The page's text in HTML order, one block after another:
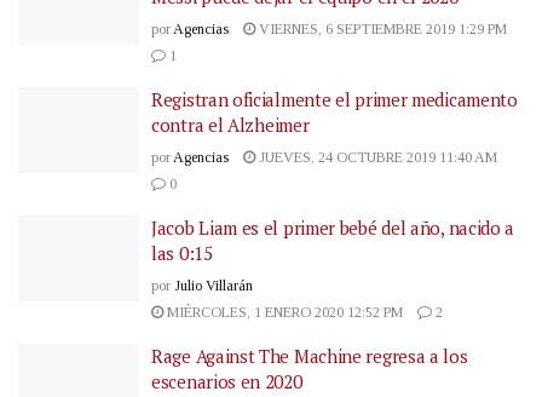
por Agencias
VIERNES, 6 SEPTIEMBRE 2019 1:29 PM
1
Registran oficialmente el primer medicamento
contra el Alzheimer
por Agencias
JUEVES, 24 OCTUBRE 2019 11:40 AM
0
Jacob Liam es el primer bebé del año, nacido a
las 0:15
por Julio Villarán
MIÉRCOLES, 1 ENERO 2020 12:52 PM
2
Rage Against The Machine regresa a los
escenarios en 2020